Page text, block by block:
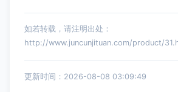
如若转载，请注明出处：
http://www.juncunjituan.com/product/
更新时间：2026-08-08 03:09:49